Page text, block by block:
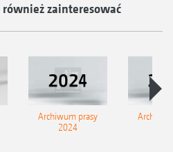
również zainteresować
Archiwum prasy
2024